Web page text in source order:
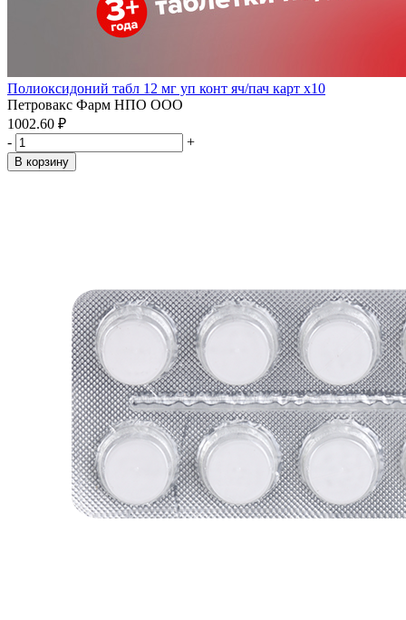
Полиоксидоний табл 12 мг уп конт яч/пач карт x10
Петровакс Фарм НПО ООО
1002.60 ₽
-
+
В корзину